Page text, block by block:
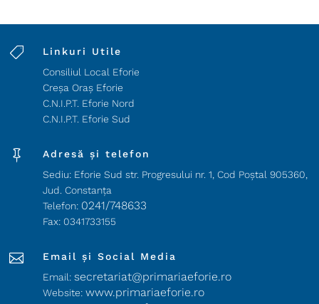

Linkuri Utile
Consiliul Local Eforie
Creșa Oraș Eforie
C.N.I.P.T. Eforie Nord
C.N.I.P.T. Eforie Sud

Adresă și telefon
Sediu: Eforie Sud str. Progresului nr. 1, Cod Poştal 905360,
Jud. Constanţa
Telefon: 0241/748633
Fax: 0341733155

Email și Social Media
Email:secretariat@primariaeforie.ro
Website:www.primariaeforie.ro